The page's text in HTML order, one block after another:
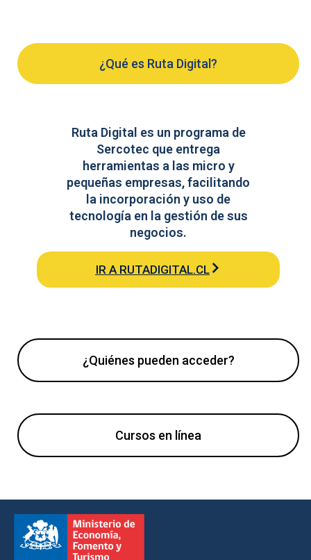
¿Qué es Ruta Digital?
¿Quiénes pueden acceder?
Cursos en línea
Ruta Digital es un programa de
Sercotec que entrega
herramientas a las micro y
pequeñas empresas, facilitando
la incorporación y uso de
tecnología en la gestión de sus
negocios.
IR A RUTADIGITAL.CL